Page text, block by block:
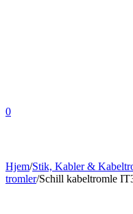
0
Hjem/Stik, Kabler &
tromler/Schill kabeltromle